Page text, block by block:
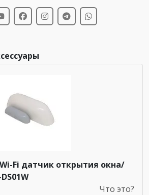
Fi датчик открытия окна/
Что это?